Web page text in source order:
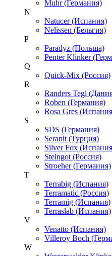
Muhr (Германия)
N
Natucer (Испания)
Nelissen (Бельгия)
P
Paradyz (Польша)
Penter Klinker
Q
Quick-Mix (Россия)
R
Randers Tegl
Roben (Германия)
Rosa Gres
S
SDS (Германия)
Seranit (Турция)
Silver Fox
Steingot (Россия)
Stroeher (Германия)
T
Terrabig (Испания)
Terramatic (Россия)
Terramig (Испания)
Terraslab (Испания)
V
Venatto (Испания)
Villeroy Boch
W